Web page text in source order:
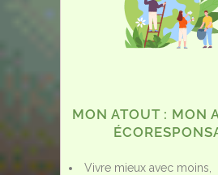
MON ATOUT : MON
Vivre mieux avec moins,